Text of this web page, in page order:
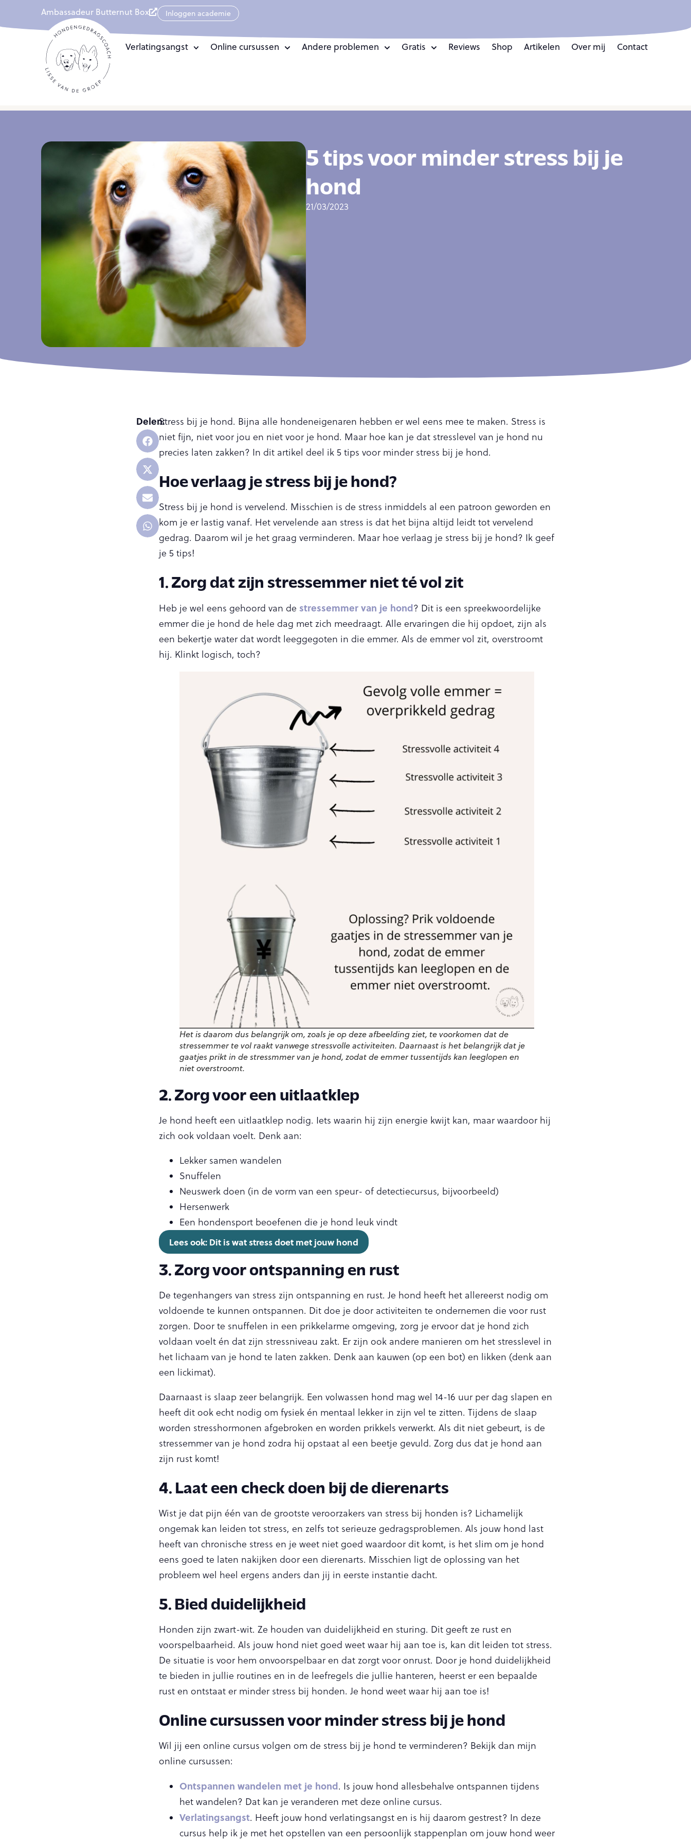
Ambassadeur Butternut Box Inloggen academie
Verlatingsangst Online cursussen Andere problemen Gratis Reviews Shop Artikelen Over mij Contact
5 tips voor minder stress bij je
hond
21/03/2023
Delen:Stress bij je hond. Bijna alle hondeneigenaren hebben er wel eens mee te maken. Stress is
niet fijn, niet voor jou en niet voor je hond. Maar hoe kan je dat stresslevel van je hond nu
precies laten zakken? In dit artikel deel ik 5 tips voor minder stress bij je hond.
Hoe verlaag je stress bij je hond?
Stress bij je hond is vervelend. Misschien is de stress inmiddels al een patroon geworden en
kom je er lastig vanaf. Het vervelende aan stress is dat het bijna altijd leidt tot vervelend
gedrag. Daarom wil je het graag verminderen. Maar hoe verlaag je stress bij je hond? Ik geef
je 5 tips!
1. Zorg dat zijn stressemmer niet té vol zit
Heb je wel eens gehoord van de stressemmer van je hond? Dit is een spreekwoordelijke
emmer die je hond de hele dag met zich meedraagt. Alle ervaringen die hij opdoet, zijn als
een bekertje water dat wordt leeggegoten in die emmer. Als de emmer vol zit, overstroomt
hij. Klinkt logisch, toch?
Het is daarom dus belangrijk om, zoals je op deze afbeelding ziet, te voorkomen dat de
stressemmer te vol raakt vanwege stressvolle activiteiten. Daarnaast is het belangrijk dat je
gaatjes prikt in de stressmmer van je hond, zodat de emmer tussentijds kan leeglopen en
niet overstroomt.
2. Zorg voor een uitlaatklep
Je hond heeft een uitlaatklep nodig. Iets waarin hij zijn energie kwijt kan, maar waardoor hij
zich ook voldaan voelt. Denk aan:
Lekker samen wandelen
Snuffelen
Neuswerk doen (in de vorm van een speur- of detectiecursus, bijvoorbeeld)
Hersenwerk
Een hondensport beoefenen die je hond leuk vindt
Lees ook: Dit is wat stress doet met jouw hond
3. Zorg voor ontspanning en rust
De tegenhangers van stress zijn ontspanning en rust. Je hond heeft het allereerst nodig om
voldoende te kunnen ontspannen. Dit doe je door activiteiten te ondernemen die voor rust
zorgen. Door te snuffelen in een prikkelarme omgeving, zorg je ervoor dat je hond zich
voldaan voelt én dat zijn stressniveau zakt. Er zijn ook andere manieren om het stresslevel in
het lichaam van je hond te laten zakken. Denk aan kauwen (op een bot) en likken (denk aan
een lickimat).
Daarnaast is slaap zeer belangrijk. Een volwassen hond mag wel 14-16 uur per dag slapen en
heeft dit ook echt nodig om fysiek én mentaal lekker in zijn vel te zitten. Tijdens de slaap
worden stresshormonen afgebroken en worden prikkels verwerkt. Als dit niet gebeurt, is de
stressemmer van je hond zodra hij opstaat al een beetje gevuld. Zorg dus dat je hond aan
zijn rust komt!
4. Laat een check doen bij de dierenarts
Wist je dat pijn één van de grootste veroorzakers van stress bij honden is? Lichamelijk
ongemak kan leiden tot stress, en zelfs tot serieuze gedragsproblemen. Als jouw hond last
heeft van chronische stress en je weet niet goed waardoor dit komt, is het slim om je hond
eens goed te laten nakijken door een dierenarts. Misschien ligt de oplossing van het
probleem wel heel ergens anders dan jij in eerste instantie dacht.
5. Bied duidelijkheid
Honden zijn zwart-wit. Ze houden van duidelijkheid en sturing. Dit geeft ze rust en
voorspelbaarheid. Als jouw hond niet goed weet waar hij aan toe is, kan dit leiden tot stress.
De situatie is voor hem onvoorspelbaar en dat zorgt voor onrust. Door je hond duidelijkheid
te bieden in jullie routines en in de leefregels die jullie hanteren, heerst er een bepaalde
rust en ontstaat er minder stress bij honden. Je hond weet waar hij aan toe is!
Online cursussen voor minder stress bij je hond
Wil jij een online cursus volgen om de stress bij je hond te verminderen? Bekijk dan mijn
online cursussen:
Ontspannen wandelen met je hond. Is jouw hond allesbehalve ontspannen tijdens
het wandelen? Dat kan je veranderen met deze online cursus.
Verlatingsangst. Heeft jouw hond verlatingsangst en is hij daarom gestrest? In deze
cursus help ik je met het opstellen van een persoonlijk stappenplan om jouw hond weer